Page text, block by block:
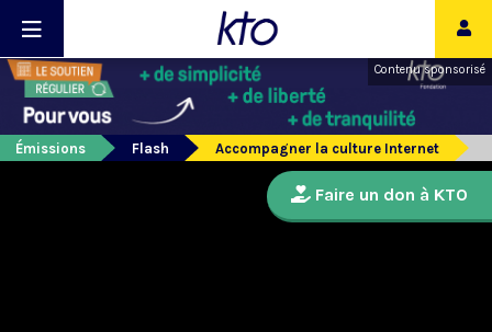
Contenu sponsorisé
Émissions Flash Accompagner la culture Internet
Faire un don à KTO